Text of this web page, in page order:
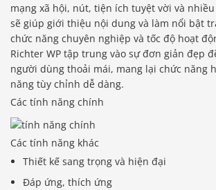
mạng xã hội, nút, tiện ích tuyệt vời và
sẽ giúp giới thiệu nội dung và làm nổi bật
chức năng chuyên nghiệp và tốc độ hoạt
Richter WP tập trung vào sự đơn giản đẹp
người dùng thoải mái, mang lại chức năng
năng tùy chỉnh dễ dàng.
Các tính năng chính
Các tính năng khác
Thiết kế sang trọng và hiện đại
Đáp ứng, thích ứng